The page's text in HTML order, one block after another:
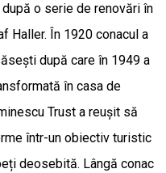
o serie de renovări în
Haller. În 1920 conacul a
după care în 1949 a
în casa de
Trust a reușit să
într-un obiectiv turistic
deosebită. Lângă conac